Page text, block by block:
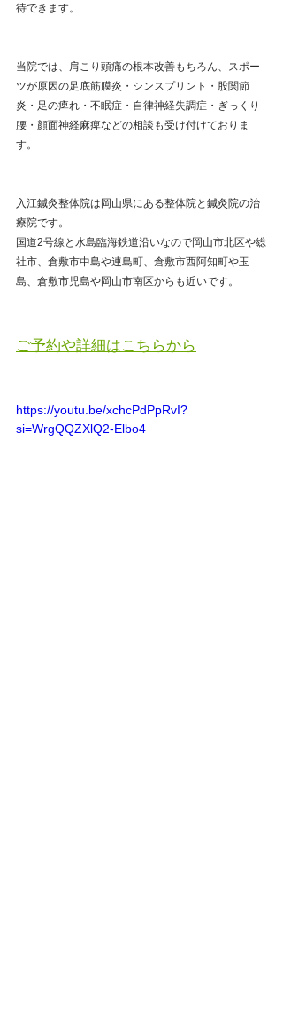
待できます。
当院では、肩こり頭痛の根本改善もちろん、スポー
ツが原因の足底筋膜炎・シンスプリント・股関節
炎・足の痺れ・不眠症・自律神経失調症・ぎっくり
腰・顔面神経麻痺などの相談も受け付けておりま
す。
入江鍼灸整体院は岡山県にある整体院と鍼灸院の治
療院です。
国道2号線と水島臨海鉄道沿いなので岡山市北区や総
社市、倉敷市中島や連島町、倉敷市西阿知町や玉
島、倉敷市児島や岡山市南区からも近いです。
ご予約や詳細はこちらから
https://youtu.be/xchcPdPpRvI?
si=WrgQQZXlQ2-Elbo4